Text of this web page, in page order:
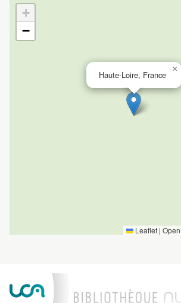
Haute-Loire, France
×
+
−
Leaflet |